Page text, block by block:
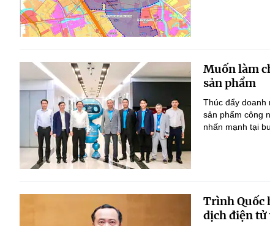
Muốn làm
sản phẩm
Thúc đẩy doanh
sản phẩm công
nhấn mạnh tại
Trình Quốc
dịch điện tử